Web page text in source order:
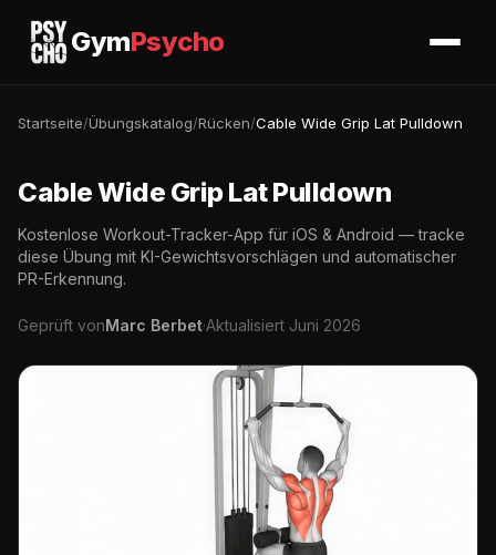
GymPsycho
Startseite/Übungskatalog/Rücken/Cable Wide Grip Lat Pulldown
Cable Wide Grip Lat Pulldown
Kostenlose Workout-Tracker-App für iOS & Android — tracke
diese Übung mit KI-Gewichtsvorschlägen und automatischer
PR-Erkennung.
Geprüft vonMarc Berbet·Aktualisiert Juni 2026